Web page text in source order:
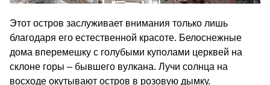
Этот остров заслуживает внимания только лишь
благодаря его естественной красоте. Белоснежные
дома вперемешку с голубыми куполами церквей на
склоне горы – бывшего вулкана. Лучи солнца на
восходе окутывают остров в розовую дымку.